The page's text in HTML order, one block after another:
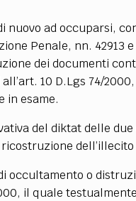
nuovo ad occuparsi,
Penale, nn. 42913
dei documenti
10 D.Lgs 74/
in esame.
del diktat delle
occultamento o
il quale